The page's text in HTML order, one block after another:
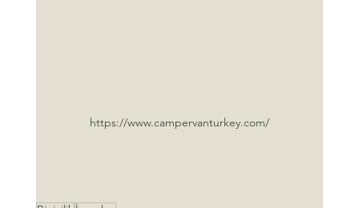
https://www.campervanturkey.com/